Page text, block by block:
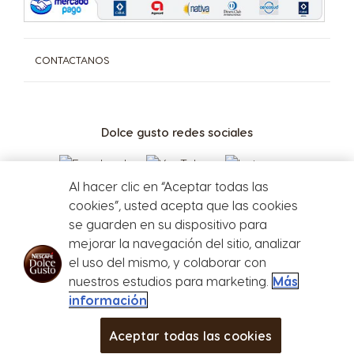
Dolce gusto redes sociales
CONTACTANOS
Defensa del
consumidor
Al hacer clic en “Aceptar todas las
cookies”, usted acepta que las cookies
se guarden en su dispositivo para
mejorar la navegación del sitio, analizar
el uso del mismo, y colaborar con
nuestros estudios para marketing. Más
información
Aceptar todas las cookies